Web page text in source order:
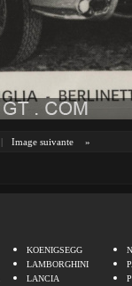
| Image suivante »
KOENIGSEGG
LAMBORGHINI
LANCIA